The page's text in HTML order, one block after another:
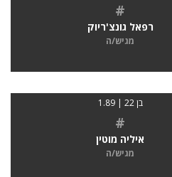
#
רפאל גונצ'ריוק
מגיש/ה
בן 22 | 1.89
#
איליה מוטין
מגיש/ה